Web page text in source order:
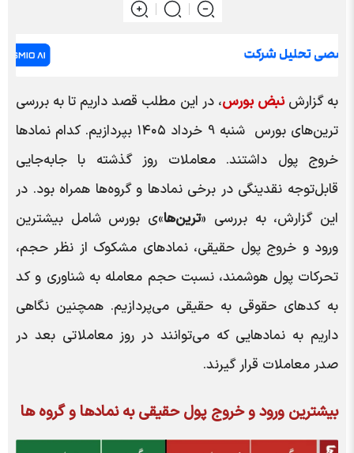
به گزارشنبض بورس، در این مطلب قصد داریم تا به بررسی
ترین‌های بورس شنبه 9 خرداد ۱۴۰۵ بپردازیم. کدام نماد‌ها
خروج پول داشتند. معاملات روز گذشته با جابه‌جایی
قابل‌توجه نقدینگی در برخی نمادها و گروه‌ها همراه بود. در
این گزارش، به بررسی «ترین‌ها»ی بورس شامل بیشترین
ورود و خروج پول حقیقی، نمادهای مشکوک از نظر حجم،
تحرکات پول هوشمند، نسبت حجم معامله به شناوری و کد
به کدهای حقوقی به حقیقی می‌پردازیم. همچنین نگاهی
داریم به نمادهایی که می‌توانند در روز معاملاتی بعد در
صدر معاملات قرار گیرند.
بیشترین ورود و خروج پول حقیقی به نمادها و گروه ها